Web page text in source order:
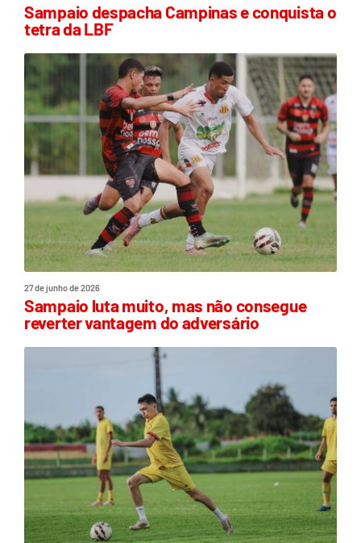
Sampaio despacha Campinas e conquista o
tetra da LBF
27 de junho de 2026
Sampaio luta muito, mas não consegue
reverter vantagem do adversário